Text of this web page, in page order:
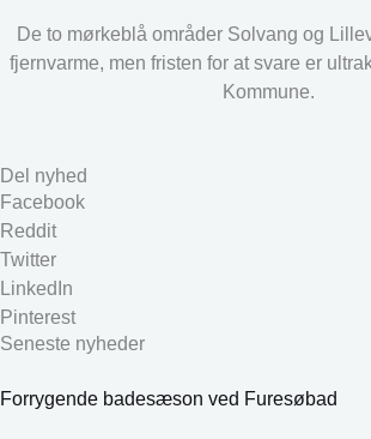
De to mørkeblå områder Solvang og
fjernvarme, men fristen for at svare er
Kommune.
Del nyhed
Facebook
Reddit
Twitter
LinkedIn
Pinterest
Seneste nyheder
Forrygende badesæson ved Furesøbad